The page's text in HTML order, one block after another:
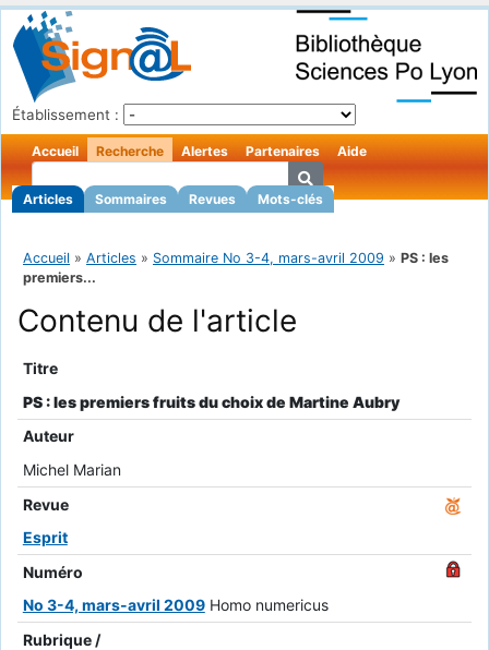
Établissement :
Accueil Recherche
Articles Sommaires Revues Mots-clés
Alertes Partenaires Aide
Accueil » Articles » Sommaire No 3-4, mars-avril 2009 » PS : les
premiers...
Contenu de l'article
Titre
PS : les premiers fruits du choix de Martine Aubry
Auteur
Michel Marian
Revue
Esprit
Numéro
No 3-4, mars-avril 2009 Homo numericus
Rubrique /